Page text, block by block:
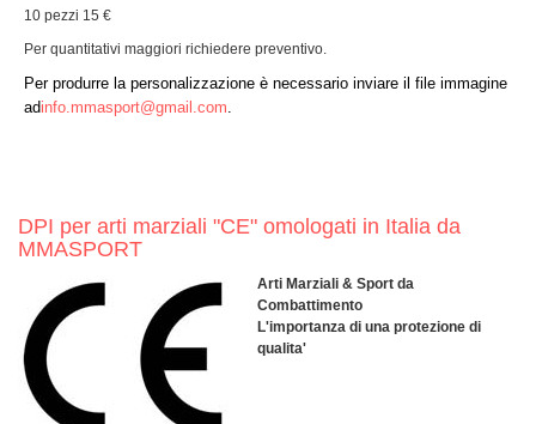
10 pezzi 15 €
Per quantitativi maggiori richiedere preventivo.
Per produrre la personalizzazione è necessario inviare il file immagine
adinfo.mmasport@gmail.com
DPI per arti marziali "CE" omologati in Italia da
MMASPORT
Arti Marziali & Sport da
Combattimento
L'importanza di una protezione di
qualita'